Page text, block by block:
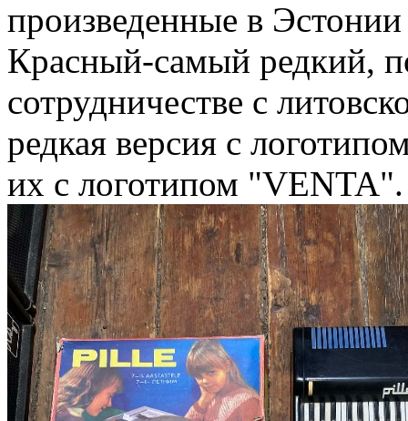
произведенные в
Красный-самый редкий,
сотрудничестве с
редкая версия с
их с логотипом "VENTA".